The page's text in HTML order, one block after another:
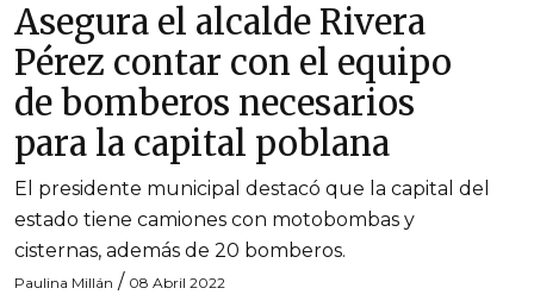
Asegura el alcalde Rivera
Pérez contar con el equipo
de bomberos necesarios
para la capital poblana
El presidente municipal destacó que la capital del
estado tiene camiones con motobombas y
cisternas, además de 20 bomberos.
Paulina Millán / 08 Abril 2022